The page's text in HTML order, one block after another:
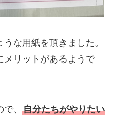
な用紙を頂きました。
メリットがあるようで
、
自分たちがやりたい